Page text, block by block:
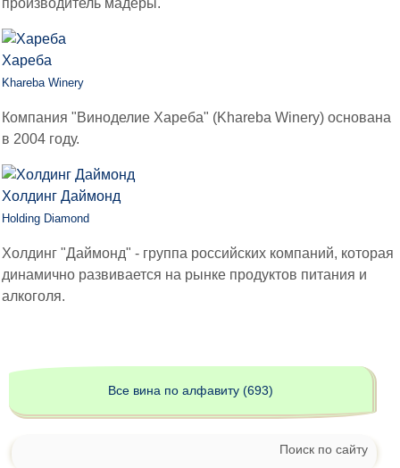
производитель мадеры.
Хареба
Khareba Winery
Компания "Виноделие Хареба" (Khareba Winery) основана
в 2004 году.
Холдинг Даймонд
Holding Diamond
Холдинг "Даймонд" - группа российских компаний, которая
динамично развивается на рынке продуктов питания и
алкоголя.
Все вина по алфавиту (693)
Поиск по сайту